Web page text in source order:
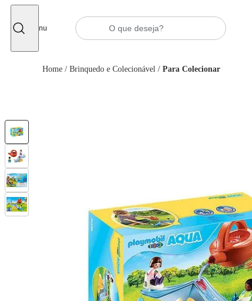
Menu
Home / Brinquedo e Colecionável / Para Colecionar